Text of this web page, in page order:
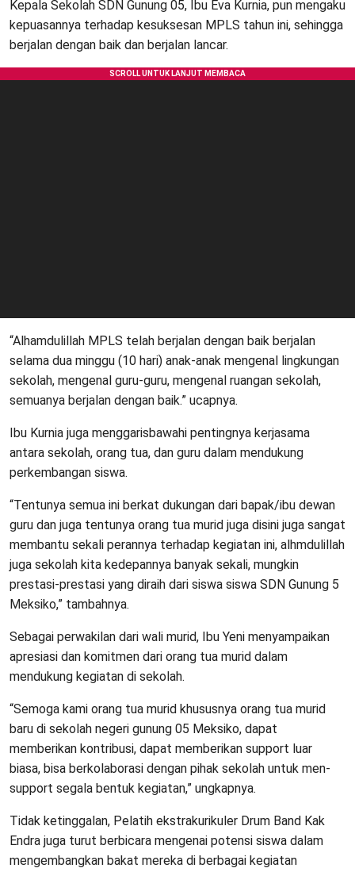
Kepala Sekolah SDN Gunung 05, Ibu Eva Kurnia, pun mengaku
kepuasannya terhadap kesuksesan MPLS tahun ini, sehingga
berjalan dengan baik dan berjalan lancar.
“Alhamdulillah MPLS telah berjalan dengan baik berjalan
selama dua minggu (10 hari) anak-anak mengenal lingkungan
sekolah, mengenal guru-guru, mengenal ruangan sekolah,
semuanya berjalan dengan baik.” ucapnya.
Ibu Kurnia juga menggarisbawahi pentingnya kerjasama
antara sekolah, orang tua, dan guru dalam mendukung
perkembangan siswa.
“Tentunya semua ini berkat dukungan dari bapak/ibu dewan
guru dan juga tentunya orang tua murid juga disini juga sangat
membantu sekali perannya terhadap kegiatan ini, alhmdulillah
juga sekolah kita kedepannya banyak sekali, mungkin
prestasi-prestasi yang diraih dari siswa siswa SDN Gunung 5
Meksiko,” tambahnya.
Sebagai perwakilan dari wali murid, Ibu Yeni menyampaikan
apresiasi dan komitmen dari orang tua murid dalam
mendukung kegiatan di sekolah.
“Semoga kami orang tua murid khususnya orang tua murid
baru di sekolah negeri gunung 05 Meksiko, dapat
memberikan kontribusi, dapat memberikan support luar
biasa, bisa berkolaborasi dengan pihak sekolah untuk men-
support segala bentuk kegiatan,” ungkapnya.
Tidak ketinggalan, Pelatih ekstrakurikuler Drum Band Kak
Endra juga turut berbicara mengenai potensi siswa dalam
mengembangkan bakat mereka di berbagai kegiatan